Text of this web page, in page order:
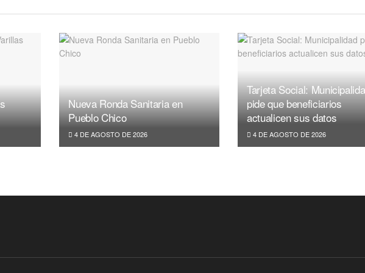
Nueva Ronda Sanitaria en
Pueblo Chico
4 DE AGOSTO DE 2026
Tarjeta Social:
pide que beneficiarios
actualicen sus datos
4 DE AGOSTO DE 2026